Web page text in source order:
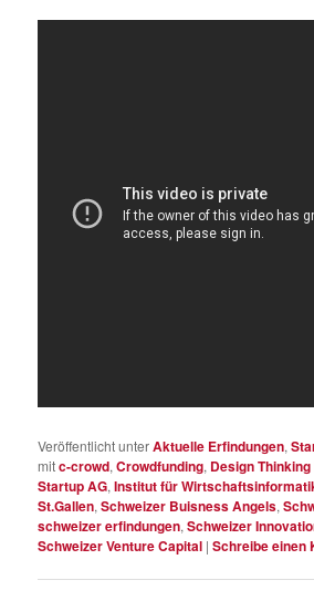
Veröffentlicht unterAktuelle Erfindungen,
mitc-crowd,Crowdfunding, Design
Startup AG,Institut für
St.Gallen,Schweizer Buisness Angels,
schweizer erfindungen,Schweizer
Schweizer Venture Capital |Schreibe einen